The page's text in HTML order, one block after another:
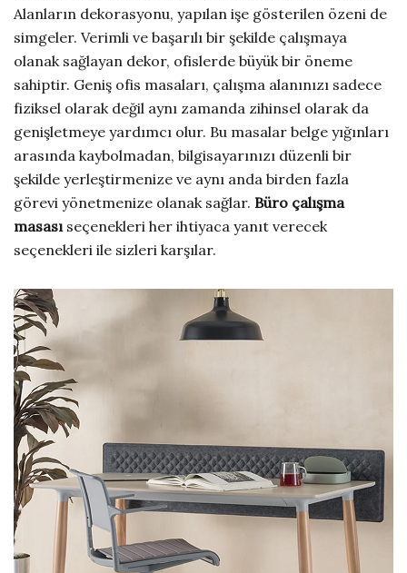
Alanların dekorasyonu, yapılan işe gösterilen özeni de
simgeler. Verimli ve başarılı bir şekilde çalışmaya
olanak sağlayan dekor, ofislerde büyük bir öneme
sahiptir. Geniş ofis masaları, çalışma alanınızı sadece
fiziksel olarak değil aynı zamanda zihinsel olarak da
genişletmeye yardımcı olur. Bu masalar belge yığınları
arasında kaybolmadan, bilgisayarınızı düzenli bir
şekilde yerleştirmenize ve aynı anda birden fazla
görevi yönetmenize olanak sağlar. Büro çalışma
masası seçenekleri her ihtiyaca yanıt verecek
seçenekleri ile sizleri karşılar.